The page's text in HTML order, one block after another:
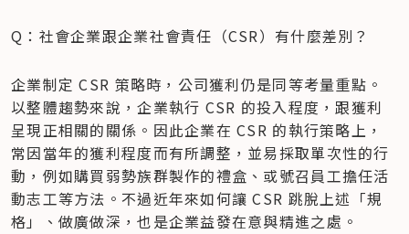
Q：社會企業跟企業社會責任（CSR）有什麼差別？
企業制定 CSR 策略時，公司獲利仍是同等考量重點。
以整體趨勢來說，企業執行 CSR 的投入程度，跟獲利
呈現正相關的關係。因此企業在 CSR 的執行策略上，
常因當年的獲利程度而有所調整，並易採取單次性的行
動，例如購買弱勢族群製作的禮盒、或號召員工擔任活
動志工等方法。不過近年來如何讓 CSR 跳脫上述「規
格」、做廣做深，也是企業益發在意與精進之處。